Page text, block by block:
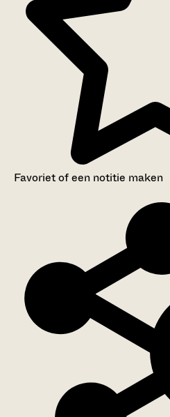
Favoriet of een notitie maken